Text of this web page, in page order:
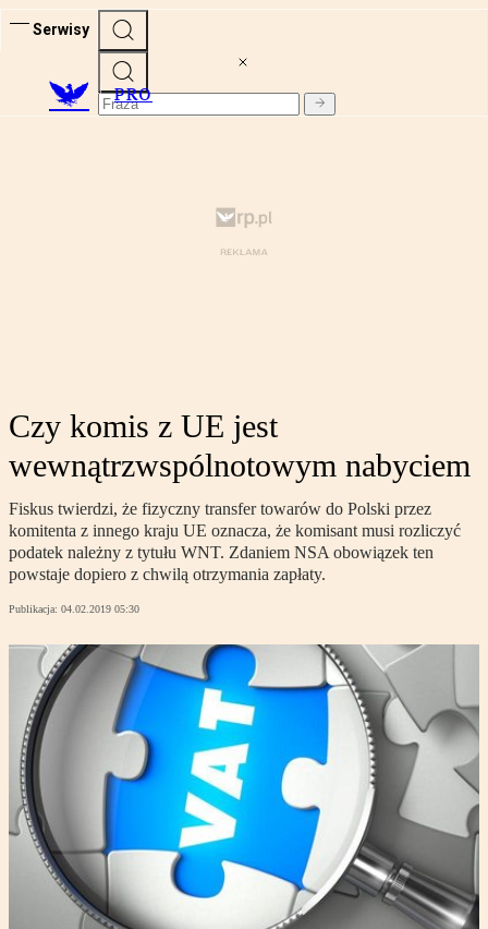
Serwisy
PRO
Czy komis z UE jest
wewnątrzwspólnotowym nabyciem
Fiskus twierdzi, że fizyczny transfer towarów do Polski przez
komitenta z innego kraju UE oznacza, że komisant musi rozliczyć
podatek należny z tytułu WNT. Zdaniem NSA obowiązek ten
powstaje dopiero z chwilą otrzymania zapłaty.
Publikacja: 04.02.2019 05:30